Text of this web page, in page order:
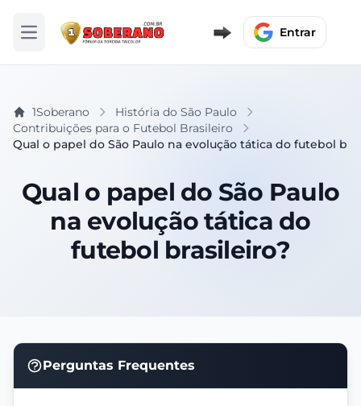
Abrir menu Entrar
1Soberano
História do São Paulo
Contribuições para o Futebol Brasileiro
Qual o papel do São Paulo na evolução tática do futebol
Qual o papel do São Paulo
na evolução tática do
futebol brasileiro?
Perguntas Frequentes